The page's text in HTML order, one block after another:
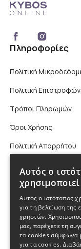
Πληροφορίες
Πολιτική
Πολιτική Επιστροφών
Τρόποι Πληρωμών
Όροι Χρήσης
Πολιτική Απορρήτου
210 9880988,
Εθνικής
Αυτός ο
Αυτός ο ιστότοπος
για τη βελτίωση της
χρηστών.
μας, παρέχετε τη
τα cookies σύμφωνα
για τα cookies.